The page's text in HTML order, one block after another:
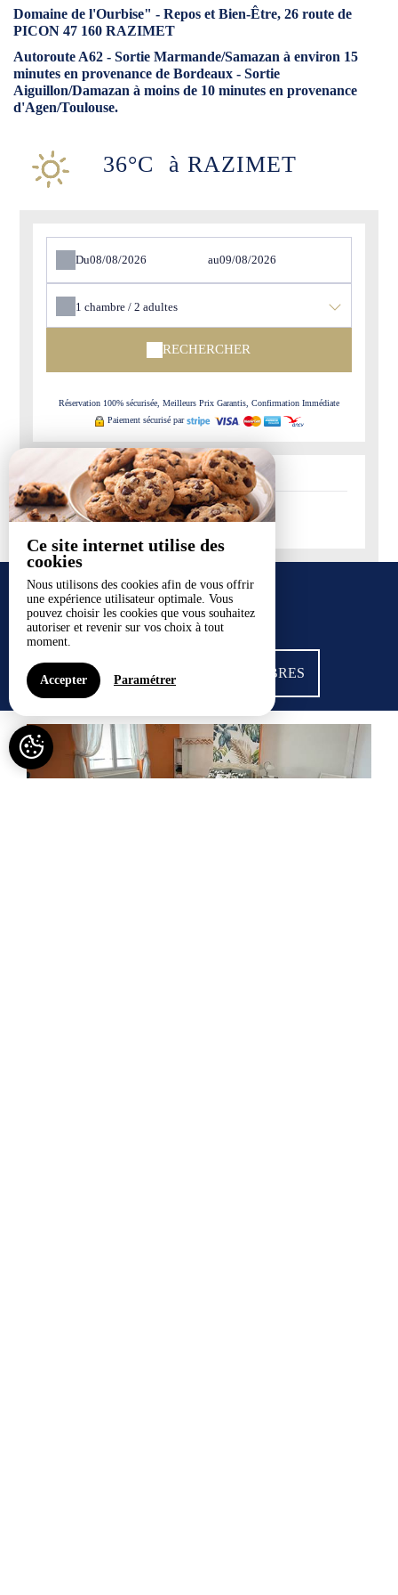
Ce site internet utilise des
cookies
Nous utilisons des cookies afin de vous offrir
une expérience utilisateur optimale. Vous
pouvez choisir les cookies que vous souhaitez
autoriser et revenir sur vos choix à tout
moment.
Accepter Paramétrer
Domaine de l'Ourbise" - Repos et Bien-Être, 26 route de
PICON 47 160 RAZIMET
Autoroute A62 - Sortie Marmande/Samazan à environ 15
minutes en provenance de Bordeaux - Sortie
Aiguillon/Damazan à moins de 10 minutes en provenance
d'Agen/Toulouse.
36°C à RAZIMET
Du au
1chambre /2adultes
RECHERCHER
Réservation 100% sécurisée, Meilleurs Prix Garantis, Confirmation Immédiate
Paiement sécurisé par
- Disponible - Non-disponible
NOS CHAMBRES
VOIR TOUTES NOS CHAMBRES